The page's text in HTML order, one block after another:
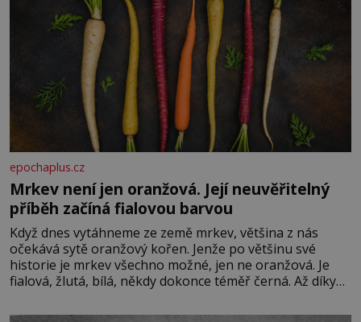
epochaplus.cz
Mrkev není jen oranžová. Její neuvěřitelný
příběh začíná fialovou barvou
Když dnes vytáhneme ze země mrkev, většina z nás
očekává sytě oranžový kořen. Jenže po většinu své
historie je mrkev všechno možné, jen ne oranžová. Je
fialová, žlutá, bílá, někdy dokonce téměř černá. Až díky
bez které si českou zahradu ani nedokážeme představit.